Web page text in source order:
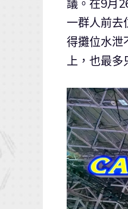
議。在9月
一群人前去
得攤位水泄
上，也最多